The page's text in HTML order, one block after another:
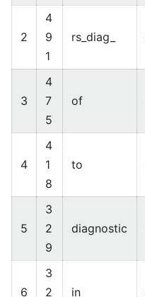
2
4
9
1
rs_diag_
3
4
7
5
of
4
4
1
8
to
5
3
2
9
diagnostic
6
3
2
in